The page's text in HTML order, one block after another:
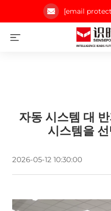
[email
자동 시스템 대
시스템을
2026-05-12 10:30:00